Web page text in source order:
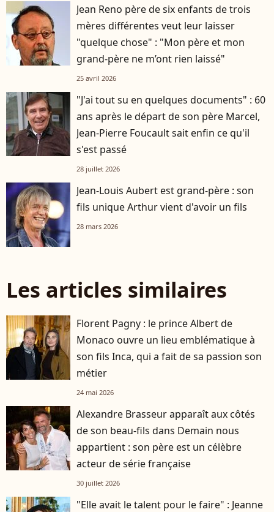
Jean Reno père de six enfants de trois
mères différentes veut leur laisser
"quelque chose" : "Mon père et mon
grand-père ne m’ont rien laissé"
25 avril 2026
"J'ai tout su en quelques documents" : 60
ans après le départ de son père Marcel,
Jean-Pierre Foucault sait enfin ce qu'il
s'est passé
28 juillet 2026
Jean-Louis Aubert est grand-père : son
fils unique Arthur vient d'avoir un fils
28 mars 2026
Les articles similaires
Florent Pagny : le prince Albert de
Monaco ouvre un lieu emblématique à
son fils Inca, qui a fait de sa passion son
métier
24 mai 2026
Alexandre Brasseur apparaît aux côtés
de son beau-fils dans Demain nous
appartient : son père est un célèbre
acteur de série française
30 juillet 2026
"Elle avait le talent pour le faire" : Jeanne